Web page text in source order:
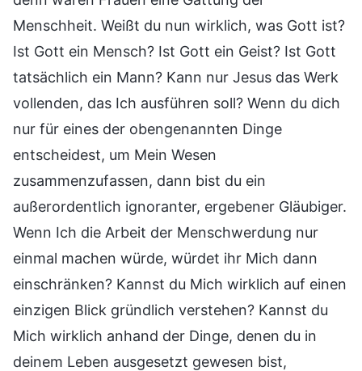
Menschheit. Weißt du nun wirklich, was Gott ist?
Ist Gott ein Mensch? Ist Gott ein Geist? Ist Gott
tatsächlich ein Mann? Kann nur Jesus das Werk
vollenden, das Ich ausführen soll? Wenn du dich
nur für eines der obengenannten Dinge
entscheidest, um Mein Wesen
zusammenzufassen, dann bist du ein
außerordentlich ignoranter, ergebener Gläubiger.
Wenn Ich die Arbeit der Menschwerdung nur
einmal machen würde, würdet ihr Mich dann
einschränken? Kannst du Mich wirklich auf einen
einzigen Blick gründlich verstehen? Kannst du
Mich wirklich anhand der Dinge, denen du in
deinem Leben ausgesetzt gewesen bist,